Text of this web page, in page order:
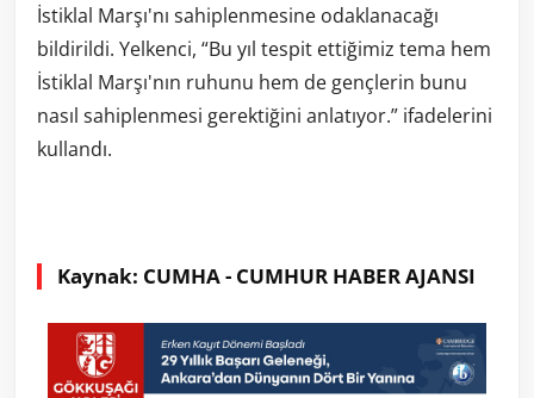
İstiklal Marşı'nı sahiplenmesine odaklanacağı
bildirildi. Yelkenci, “Bu yıl tespit ettiğimiz tema hem
İstiklal Marşı'nın ruhunu hem de gençlerin bunu
nasıl sahiplenmesi gerektiğini anlatıyor.” ifadelerini
kullandı.
Kaynak: CUMHA - CUMHUR HABER AJANSI